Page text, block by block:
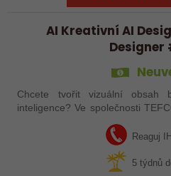
AI Kreativní AI
Designer
Chcete tvořit vizuální obsah
inteligence? Ve společnosti TEFCOLD hledáme kreativního AI
novou úroveň. Hledáme…Reaguj
5 týdnů